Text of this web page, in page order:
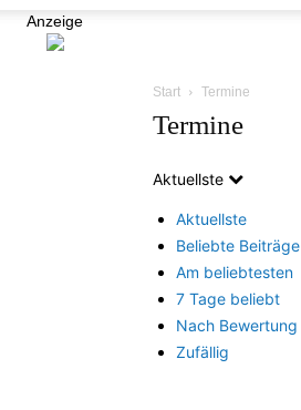
Anzeige
Start Termine
Termine
Aktuellste
Aktuellste
Beliebte Beiträge
Am beliebtesten
7 Tage beliebt
Nach Bewertung
Zufällig